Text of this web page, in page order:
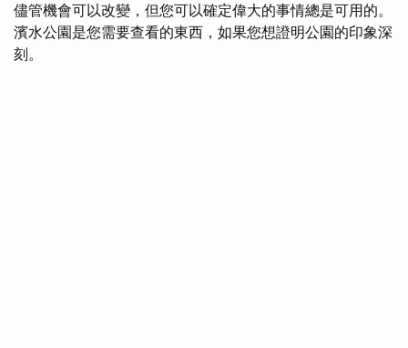
儘管機會可以改變，但您可以確定偉大的事情總是可用的。
濱水公園是您需要查看的東西，如果您想證明公園的印象深
刻。